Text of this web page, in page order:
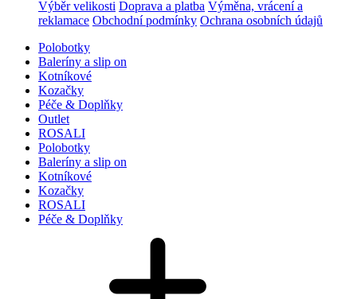
Výběr velikosti Doprava a platba Výměna, vrácení a
reklamace Obchodní podmínky Ochrana osobních údajů
Polobotky
Baleríny a slip on
Kotníkové
Kozačky
Péče & Doplňky
Outlet
ROSALI
Polobotky
Baleríny a slip on
Kotníkové
Kozačky
ROSALI
Péče & Doplňky